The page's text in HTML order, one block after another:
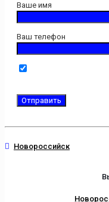
Ваше имя
Ваш телефон
Новороссийск